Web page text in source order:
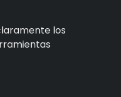
los